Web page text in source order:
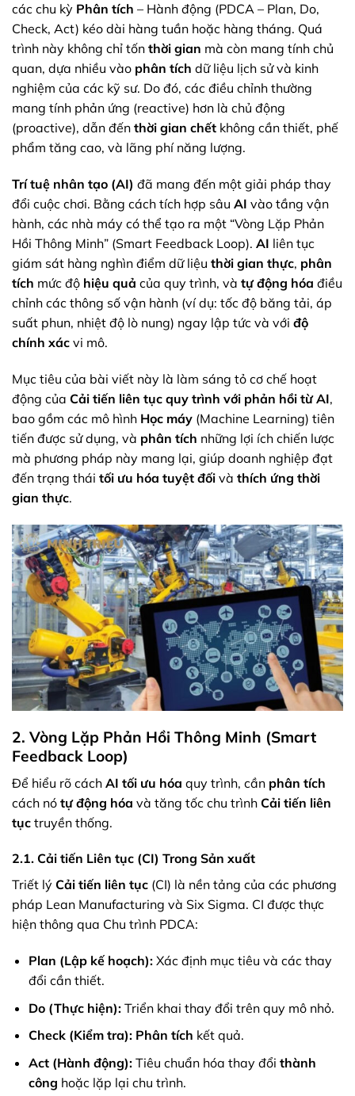
các chu kỳ Phân tích – Hành động (PDCA – Plan, Do,
Check, Act) kéo dài hàng tuần hoặc hàng tháng. Quá
trình này không chỉ tốn thời gian mà còn mang tính chủ
quan, dựa nhiều vào phân tích dữ liệu lịch sử và kinh
nghiệm của các kỹ sư. Do đó, các điều chỉnh thường
mang tính phản ứng (reactive) hơn là chủ động
(proactive), dẫn đến thời gian chết không cần thiết, phế
phẩm tăng cao, và lãng phí năng lượng.
Trí tuệ nhân tạo (AI) đã mang đến một giải pháp thay
đổi cuộc chơi. Bằng cách tích hợp sâu AI vào tầng vận
hành, các nhà máy có thể tạo ra một “Vòng Lặp Phản
Hồi Thông Minh” (Smart Feedback Loop). AI liên tục
giám sát hàng nghìn điểm dữ liệu thời gian thực, phân
tích mức độ hiệu quả của quy trình, và tự động hóa điều
chỉnh các thông số vận hành (ví dụ: tốc độ băng tải, áp
suất phun, nhiệt độ lò nung) ngay lập tức và với độ
chính xác vi mô.
Mục tiêu của bài viết này là làm sáng tỏ cơ chế hoạt
động của Cải tiến liên tục quy trình với phản hồi từ AI,
bao gồm các mô hình Học máy (Machine Learning) tiên
tiến được sử dụng, và phân tích những lợi ích chiến lược
mà phương pháp này mang lại, giúp doanh nghiệp đạt
đến trạng thái tối ưu hóa tuyệt đối và thích ứng thời
gian thực.
2. Vòng Lặp Phản Hồi Thông Minh (Smart
Feedback Loop)
Để hiểu rõ cách AI tối ưu hóa quy trình, cần phân tích
cách nó tự động hóa và tăng tốc chu trình Cải tiến liên
tục truyền thống.
2.1. Cải tiến Liên tục (CI) Trong Sản xuất
Triết lý Cải tiến liên tục (CI) là nền tảng của các phương
pháp Lean Manufacturing và Six Sigma. CI được thực
hiện thông qua Chu trình PDCA:
Plan (Lập kế hoạch):Xác định mục tiêu và các thay
đổi cần thiết.
Do (Thực hiện):Triển khai thay đổi trên quy mô nhỏ.
Check (Kiểm tra): Phân tích kết quả.
Act (Hành động):Tiêu chuẩn hóa thay đổi thành
công hoặc lặp lại chu trình.